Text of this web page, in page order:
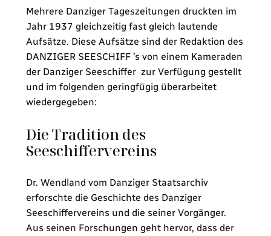
Mehrere Danziger Tageszeitungen druckten im
Jahr 1937 gleichzeitig fast gleich lautende
Aufsätze. Diese Aufsätze sind der Redaktion des
DANZIGER SEESCHIFF ’s von einem Kameraden
der Danziger Seeschiffer zur Verfügung gestellt
und im folgenden geringfügig überarbeitet
wiedergegeben:
Die Tradition des
Seeschiffervereins
Dr. Wendland vom Danziger Staatsarchiv
erforschte die Geschichte des Danziger
Seeschiffervereins und die seiner Vorgänger.
Aus seinen Forschungen geht hervor, dass der